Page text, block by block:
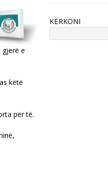
gjerë e
këtë
për të.
KËRKONI